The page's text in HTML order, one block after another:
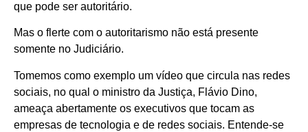
que pode ser autoritário.
Mas o flerte com o autoritarismo não está presente
somente no Judiciário.
Tomemos como exemplo um vídeo que circula nas redes
sociais, no qual o ministro da Justiça, Flávio Dino,
ameaça abertamente os executivos que tocam as
empresas de tecnologia e de redes sociais. Entende-se